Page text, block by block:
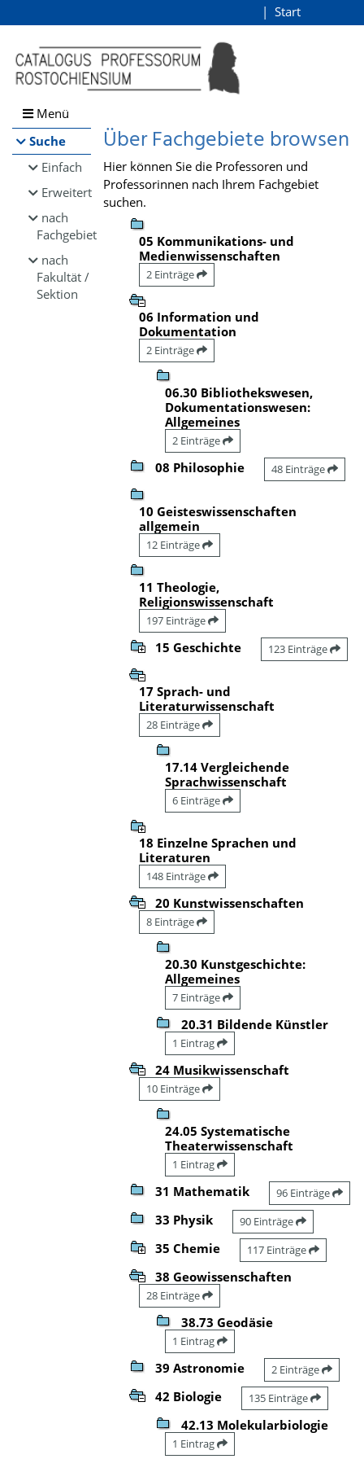
Browsen
direkt zum Inhalt
Start
Menü
Suche
Einfach
Erweitert
nach
Fachgebiet
nach
Fakultät /
Sektion
Über Fachgebiete browsen
Hier können Sie die Professoren und
Professorinnen nach Ihrem Fachgebiet
suchen.
05 Kommunikations- und
Medienwissenschaften
2 Einträge
06 Information und
Dokumentation
2 Einträge
06.30 Bibliothekswesen,
Dokumentationswesen:
Allgemeines
2 Einträge
08 Philosophie 48 Einträge
10 Geisteswissenschaften
allgemein
12 Einträge
11 Theologie,
Religionswissenschaft
197 Einträge
15 Geschichte 123 Einträge
17 Sprach- und
Literaturwissenschaft
28 Einträge
17.14 Vergleichende
Sprachwissenschaft
6 Einträge
18 Einzelne Sprachen und
Literaturen
148 Einträge
20 Kunstwissenschaften
8 Einträge
20.30 Kunstgeschichte:
Allgemeines
7 Einträge
20.31 Bildende Künstler
1 Eintrag
24 Musikwissenschaft
10 Einträge
24.05 Systematische
Theaterwissenschaft
1 Eintrag
31 Mathematik 96 Einträge
33 Physik 90 Einträge
35 Chemie 117 Einträge
38 Geowissenschaften
28 Einträge
38.73 Geodäsie
1 Eintrag
39 Astronomie 2 Einträge
42 Biologie 135 Einträge
42.13 Molekularbiologie
1 Eintrag